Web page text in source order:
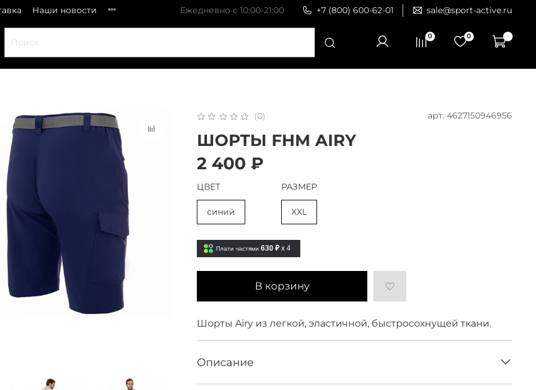
Наши новости Ежедневно с 10:00-21:00 +7 (800) 600-62-01 sale@sport-active.ru
0 0
(0) арт. 4627150946956
ШОРТЫ FHM AIRY
2 400 ₽
Плати частями 630 ₽ x 4
В корзину
ЦВЕТ
синий
РАЗМЕР
XXL
Шорты Airy из легкой, эластичной, быстросохнущей ткани.
Описание